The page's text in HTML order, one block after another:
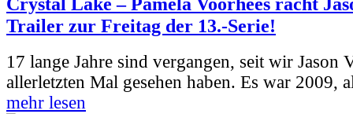
Trailer zur Freitag der 13.-Serie!
17 lange Jahre sind vergangen, seit wir Jason
allerletzten Mal gesehen haben. Es war 2009,
mehr lesen